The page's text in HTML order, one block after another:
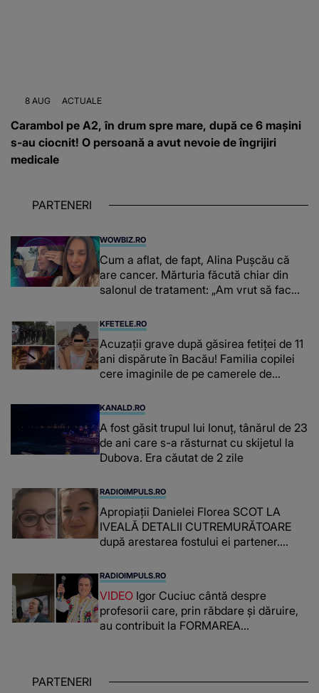
8 AUG ACTUALE
Carambol pe A2, în drum spre mare, după ce 6 mașini
s-au ciocnit! O persoană a avut nevoie de îngrijiri
medicale
PARTENERI
WOWBIZ.RO
Cum a aflat, de fapt, Alina Pușcău că
are cancer. Mărturia făcută chiar din
salonul de tratament: „Am vrut să fac
înțepe sânul”
KFETELE.RO
Acuzații grave după găsirea fetiței de 11
ani dispărute în Bacău! Familia copilei
cere imaginile de pe camerele de
mea...”
KANALD.RO
A fost găsit trupul lui Ionuț, tânărul de 23
de ani care s-a răsturnat cu skijetul la
Dubova. Era căutat de 2 zile
RADIOIMPULS.RO
Apropiații Danielei Florea SCOT LA
IVEALĂ DETALII CUTREMURĂTOARE
după arestarea fostului ei partener.
românca ucisă în Italia și ascunsă în
lada unui pat: " Îmi pare rău că nu am
reușit să fac mai mult pentru ea și..."
RADIOIMPULS.RO
VIDEO Igor Cuciuc cântă despre
profesorii care, prin răbdare și dăruire,
au contribuit la FORMAREA
chiar și după trecerea anilor: "De
PARTENERI